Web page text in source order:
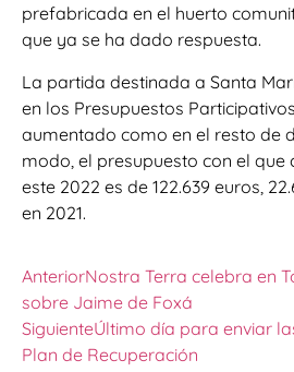
prefabricada en el huerto
que ya se ha dado respuesta.
La partida destinada a Santa
en los Presupuestos
aumentado como en el resto de
modo, el presupuesto con el que
este 2022 es de 122.639 euros,
en 2021.
AnteriorNostra Terra celebra en
sobre Jaime de Foxá
SiguienteÚltimo día para enviar
Plan de Recuperación